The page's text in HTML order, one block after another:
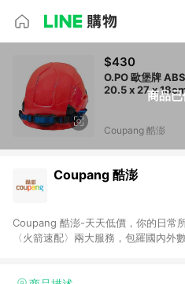
商品已
$430
O.PO 歐堡牌 ABS防
20.5 x 27 x
Coupang 酷澎
Coupang 酷澎
Coupang 酷澎-天天低價，你的日常
〈火箭速配〉兩大服務，包羅國內外